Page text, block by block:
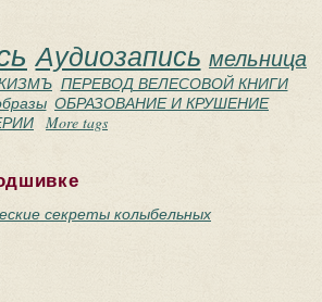
Аудиозапись мельница
ПЕРЕВОД ВЕЛЕСОВОЙ КНИГИ
ОБРАЗОВАНИЕ И КРУШЕНИЕ
More tags
секреты колыбельных